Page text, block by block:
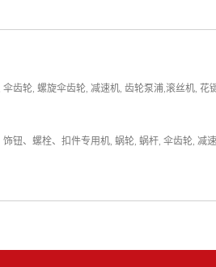
齿轮, 螺旋伞齿轮, 减速机, 齿轮泵浦,滚丝机, 花
饰钮、螺栓、扣件专用机 蜗轮 蜗杆 伞齿轮 减